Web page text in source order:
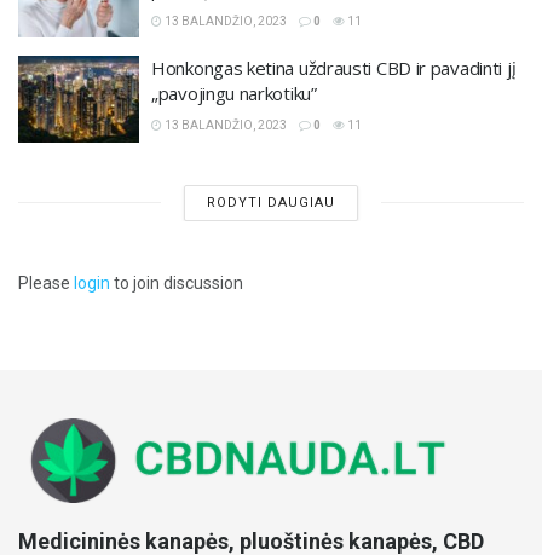
13 BALANDŽIO, 2023 0 11
Honkongas ketina uždrausti CBD ir pavadinti jį
„pavojingu narkotiku”
13 BALANDŽIO, 2023 0 11
RODYTI DAUGIAU
Please login to join discussion
Medicininės kanapės, pluoštinės kanapės, CBD